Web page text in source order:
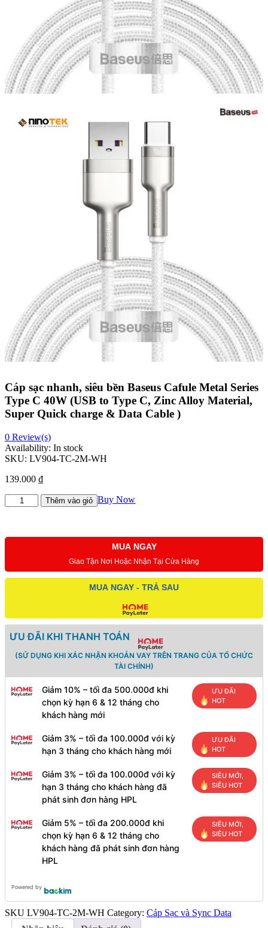
Cáp sạc nhanh, siêu bền Baseus Cafule Metal Series
Type C 40W (USB to Type C, Zinc Alloy Material,
Super Quick charge & Data Cable )
0 Review(s)
Availability: In stock
SKU: LV904-TC-2M-WH
139.000 ₫
sạc
bền
Metal
40W
(USB
to
Type
Material,
Data
số
Thêm vào giỏ Buy Now
MUA NGAY
Giao Tận Nơi Hoặc Nhận Tại Cửa Hàng
MUA NGAY - TRẢ SAU
ƯU ĐÃI KHI THANH TOÁN
(SỬ DỤNG KHI XÁC NHẬN KHOẢN VAY TRÊN TRANG CỦA TỔ CHỨC
TÀI CHÍNH)
Giảm 10% – tối đa 500.000đ khi
chọn kỳ hạn 6 & 12 tháng cho
khách hàng mới
ƯU ĐÃI
HOT
Giảm 3% – tối đa 100.000đ với kỳ
hạn 3 tháng cho khách hàng mới
ƯU ĐÃI
HOT
Giảm 3% – tối đa 100.000đ với kỳ
hạn 3 tháng cho khách hàng đã
phát sinh đơn hàng HPL
SIÊU MỚI,
SIÊU HOT
Giảm 5% – tối đa 200.000đ khi
chọn kỳ hạn 6 & 12 tháng cho
khách hàng đã phát sinh đơn hàng
HPL
SIÊU MỚI,
SIÊU HOT
Powered by
SKU LV904-TC-2M-WH Category: Cáp Sạc và Sync Data